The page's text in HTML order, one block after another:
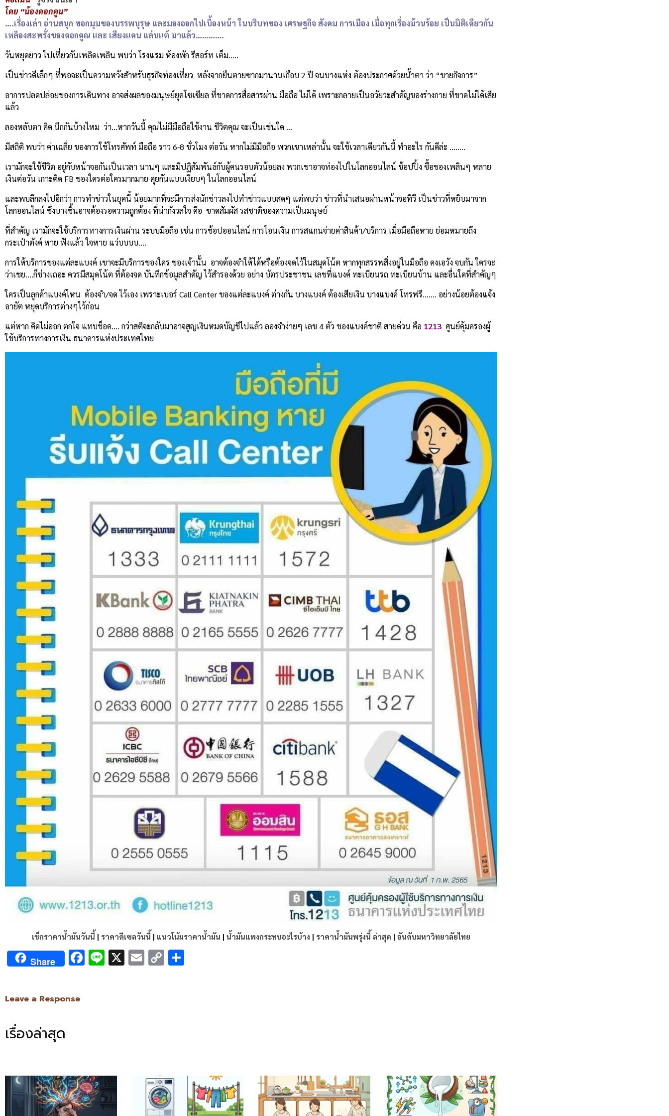
โดย “น้องดอกคูน”
….เรื่องเล่า อ่านสนุก ซอกมุมของบรรพบุรุษ และมองออกไปเบื้องหน้า ในบริบทของ เศรษฐกิจ สังคม การเมือง เมื่อทุกเรื่องม้วนร้อย เป็นมิติเดียวกัน
เหลืองสะพรั่งของดอกคูณ และ เสียงแคน แล่นแต้ มาแล้ว………….
วันหยุดยาว ไปเที่ยวกันเพลิดเพลิน พบว่า โรงแรม ห้องพัก รีสอร์ท เต็ม…..
เป็นข่าวดีเล็กๆ ที่พอจะเป็นความหวังสำหรับธุรกิจท่องเที่ยว หลังจากยืนตายซากมานานเกือบ 2 ปี จนบางแห่ง ต้องประกาศด้วยน้ำตา ว่า “ขายกิจการ”
อาการปลดปล่อยของการเดินทาง อาจส่งผลของมนุษย์ยุคโซเซียล ที่ขาดการสื่อสารผ่าน มือถือ ไม่ได้ เพราะกลายเป็นอวัยวะสำคัญของร่างกาย ที่ขาดไม่ได้เสีย
แล้ว
ลองหลับตา คิด นึกกันบ้างไหม ว่า…หากวันนี้ คุณไม่มีมือถือใช้งาน ชีวิตคุณ จะเป็นเช่นใด …
มีสถิติ พบว่า ค่าเฉลี่ย ของการใช้โทรศัพท์ มือถือ ราว 6-8 ชั่วโมง ต่อวัน หากไม่มีมือถือ พวกเขาเหล่านั้น จะใช้เวลาเดียวกันนี้ ทำอะไร กันดีล่ะ ……..
เรามักจะใช้ชีวิต อยู่กับหน้าจอกันเป็นเวลา นานๆ และมีปฏิสัมพันธ์กับผู้คนรอบตัวน้อยลง พวกเขาอาจท่องไปในโลกออนไลน์ ช้อปปิ้ง ซื้อของเพลินๆ หลาย
เงินต่อวัน เกาะติด FB ของใครต่อใครมากมาย คุยกันแบบเงียบๆ ในโลกออนไลน์
และพบลึกลงไปอีกว่า การทำข่าวในยุคนี้ น้อยมากที่จะมีการส่งนักข่าวลงไปทำข่าวแบบสดๆ แต่พบว่า ข่าวที่นำเสนอผ่านหน้าจอทีวี เป็นข่าวที่หยิบมาจาก
โลกออนไลน์ ซึ่งบางชิ้นอาจต้องรอความถูกต้อง ที่น่ากังวลใจ คือ ขาดสัมผัส รสชาติของความเป็นมนุษย์
ที่สำคัญ เรามักจะใช้บริการทางการเงินผ่าน ระบบมือถือ เช่น การช้อปออนไลน์ การโอนเงิน การสแกนจ่ายค่าสินค้า/บริการ เมื่อมือถือหาย ย่อมหมายถึง
กระเป๋าตังค์ หาย ฟังแล้ว ใจหาย แว่บบบบ….
การให้บริการของแต่ละแบงค์ เขาจะมีบริการของใคร ของเจ้านั้น อาจต้องจำให้ได้หรือต้องจดไว้ในสมุดโน้ต หากทุกสรรพสิ่งอยู่ในมือถือ คงเอวัง จบกัน ใครจะ
ว่าเชย….ก็ช่างเถอะ ควรมีสมุดโน้ต ที่ต้องจด บันทึกข้อมูลสำคัญ ไว้สำรองด้วย อย่าง บัตรประชาชน เลขที่แบงค์ ทะเบียนรถ ทะเบียนบ้าน และอื่นใดที่สำคัญๆ
ใครเป็นลูกค้าแบงค์ไหน ต้องจำ/จด ไว้เอง เพราะเบอร์ Call Center ของแต่ละแบงค์ ต่างกัน บางแบงค์ ต้องเสียเงิน บางแบงค์ โทรฟรี……. อย่างน้อยต้องแจ้ง
อายัต หยุดบริการต่างๆไว้ก่อน
แต่หาก คิดไม่ออก ตกใจ แทบช็อค…. กว่าสติจะกลับมาอาจสูญเงินหมดบัญชีไปแล้ว ลองจำง่ายๆ เลข 4 ตัว ของแบงค์ชาติ สายด่วน คือ 1213 ศูนย์คุ้มครองผู้
ใช้บริการทางการเงิน ธนาคารแห่งประเทศไทย
เช็กราคาน้ำมันวันนี้ | ราคาดีเซลวันนี้ | แนวโน้มราคาน้ำมัน | น้ำมันแพงกระทบอะไรบ้าง | ราคาน้ำมันพรุ่งนี้ ล่าสุด | อันดับมหาวิทยาลัยไทย
Share Facebook
Line
X Email
Copy
Leave a Response
เรื่องล่าสุด